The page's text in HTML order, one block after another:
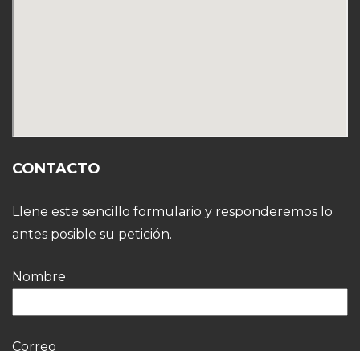
CONTACTO
Llene este sencillo formulario y responderemos lo
antes posible su petición.
Nombre
Correo